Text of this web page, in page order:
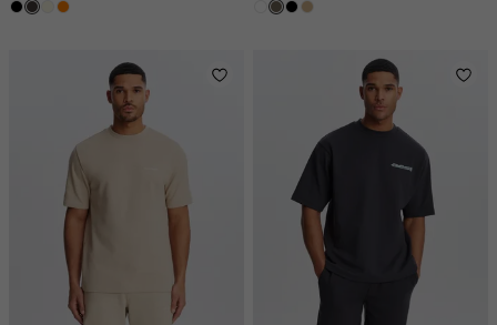
zwartchoco
wit,oranje
witlichtbruin
zwart
tan